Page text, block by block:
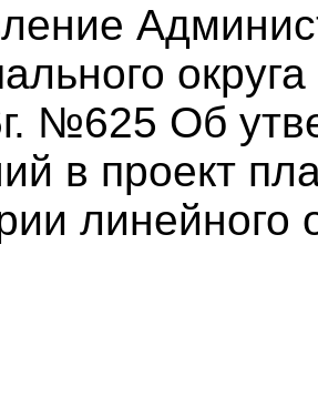
№625 Об
в проект
линейного